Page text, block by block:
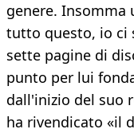
genere. Insomma
tutto questo, io ci
sette pagine di
punto per lui
dall'inizio del suo
ha rivendicato «il